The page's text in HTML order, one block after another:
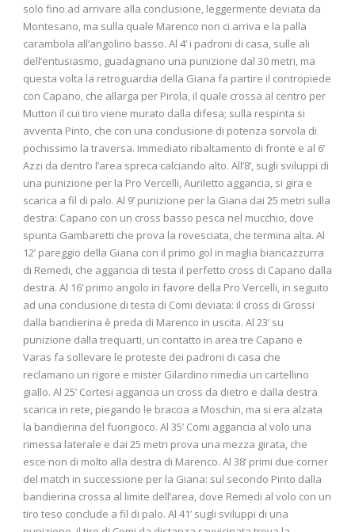
solo fino ad arrivare alla conclusione, leggermente deviata da
Montesano, ma sulla quale Marenco non ci arriva e la palla
carambola all’angolino basso. Al 4’ i padroni di casa, sulle ali
dell’entusiasmo, guadagnano una punizione dal 30 metri, ma
questa volta la retroguardia della Giana fa partire il contropiede
con Capano, che allarga per Pirola, il quale crossa al centro per
Mutton il cui tiro viene murato dalla difesa; sulla respinta si
avventa Pinto, che con una conclusione di potenza sorvola di
pochissimo la traversa. Immediato ribaltamento di fronte e al 6’
Azzi da dentro l’area spreca calciando alto. All’8’, sugli sviluppi di
una punizione per la Pro Vercelli, Auriletto aggancia, si gira e
scarica a fil di palo. Al 9’ punizione per la Giana dai 25 metri sulla
destra: Capano con un cross basso pesca nel mucchio, dove
spunta Gambaretti che prova la rovesciata, che termina alta. Al
12’ pareggio della Giana con il primo gol in maglia biancazzurra
di Remedi, che aggancia di testa il perfetto cross di Capano dalla
destra. Al 16’ primo angolo in favore della Pro Vercelli, in seguito
ad una conclusione di testa di Comi deviata: il cross di Grossi
dalla bandierina è preda di Marenco in uscita. Al 23’ su
punizione dalla trequarti, un contatto in area tre Capano e
Varas fa sollevare le proteste dei padroni di casa che
reclamano un rigore e mister Gilardino rimedia un cartellino
giallo. Al 25’ Cortesi aggancia un cross da dietro e dalla destra
scarica in rete, piegando le braccia a Moschin, ma si era alzata
la bandierina del fuorigioco. Al 35’ Comi aggancia al volo una
rimessa laterale e dai 25 metri prova una mezza girata, che
esce non di molto alla destra di Marenco. Al 38’ primi due corner
del match in successione per la Giana: sul secondo Pinto dalla
bandierina crossa al limite dell’area, dove Remedi al volo con un
tiro teso conclude a fil di palo. Al 41’ sugli sviluppi di una